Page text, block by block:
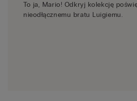
To ja, Mario! Odkryj kolekcję
nieodłącznemu bratu Luigiemu.